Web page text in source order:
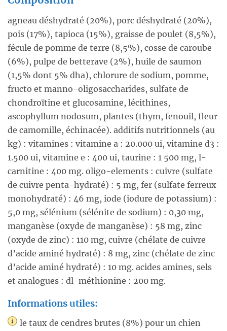
agneau déshydraté (20%), porc déshydraté (20%),
pois (17%), tapioca (15%), graisse de poulet (8,5%),
fécule de pomme de terre (8,5%), cosse de caroube
(6%), pulpe de betterave (2%), huile de saumon
(1,5% dont 5% dha), chlorure de sodium, pomme,
fructo et manno-oligosaccharides, sulfate de
chondroïtine et glucosamine, lécithines,
ascophyllum nodosum, plantes (thym, fenouil, fleur
de camomille, échinacée). additifs nutritionnels (au
kg) : vitamines : vitamine a : 20.000 ui, vitamine d3 :
1.500 ui, vitamine e : 400 ui, taurine : 1 500 mg, l-
carnitine : 400 mg. oligo-elements : cuivre (sulfate
de cuivre penta-hydraté) : 5 mg, fer (sulfate ferreux
monohydraté) : 46 mg, iode (iodure de potassium) :
5,0 mg, sélénium (sélénite de sodium) : 0,30 mg,
manganèse (oxyde de manganèse) : 58 mg, zinc
(oxyde de zinc) : 110 mg, cuivre (chélate de cuivre
d’acide aminé hydraté) : 8 mg, zinc (chélate de zinc
d’acide aminé hydraté) : 10 mg. acides amines, sels
et analogues : dl-méthionine : 200 mg.
Informations utiles:
le taux de cendres brutes (8%) pour un chien